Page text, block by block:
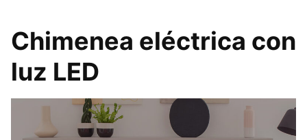
Chimenea eléctrica con
luz LED